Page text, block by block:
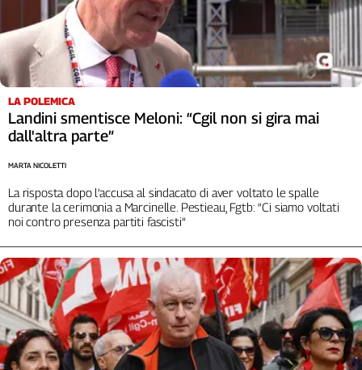
Cerca
Contatti
La
redazione
Social
LA POLEMICA
Landini smentisce Meloni: “Cgil non si gira mai
dall'altra parte”
La risposta dopo l’accusa al sindacato di aver voltato le spalle
durante la cerimonia a Marcinelle. Pestieau, Fgtb: “Ci siamo voltati
noi contro presenza partiti fascisti”
MARTA NICOLETTI